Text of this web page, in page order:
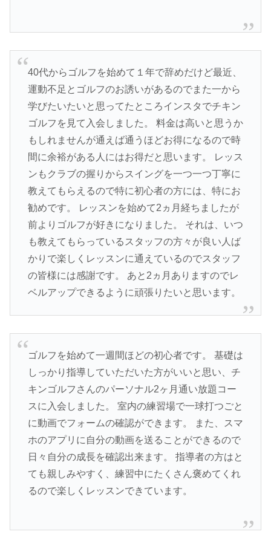
40代からゴルフを始めて１年で辞めだけど最近、
運動不足とゴルフのお誘いがあるのでまた一から
学びたいたいと思ってたところインスタでチキン
ゴルフを見て入会しました。 料金は高いと思うか
もしれませんが通えば通うほどお得になるので時
間に余裕がある人にはお得だと思います。 レッス
ンもクラブの握りからスイングを一つ一つ丁寧に
教えてもらえるので特に初心者の方には、特にお
勧めです。 レッスンを始めて2ヵ月経ちましたが
前よりゴルフが好きになりました。 それは、いつ
も教えてもらっているスタッフの方々が良い人ば
かりで楽しくレッスンに通えているのでスタッフ
の皆様には感謝です。 あと2ヵ月ありますのでレ
ベルアップできるように頑張りたいと思います。
ゴルフを始めて一週間ほどの初心者です。 基礎は
しっかり指導していただいた方がいいと思い、チ
キンゴルフさんのパーソナル2ヶ月通い放題コー
スに入会しました。 室内の練習場で一球打つごと
に動画でフォームの確認ができます。 また、スマ
ホのアプリに自分の動画を送ることができるので
日々自分の成長を確認出来ます。 指導者の方はと
ても親しみやすく、練習中にたくさん褒めてくれ
るので楽しくレッスンできています。